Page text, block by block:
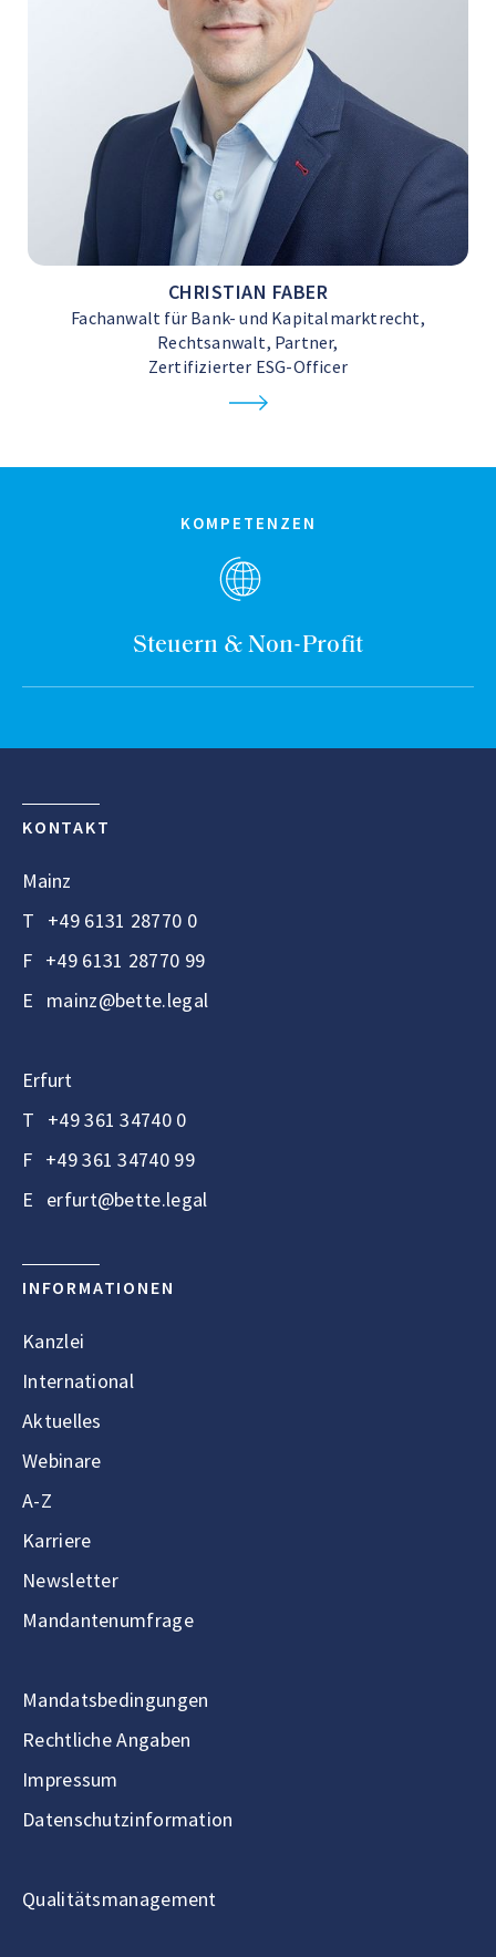
CHRISTIAN FABER
Fachanwalt für Bank- und Kapitalmarktrecht,
Rechtsanwalt, Partner,
Zertifizierter ESG-Officer
KOMPETENZEN
Steuern & Non-Profit
KONTAKT
Mainz
T +49 6131 28770 0
F +49 6131 28770 99
E mainz@bette.legal
Erfurt
T +49 361 34740 0
F +49 361 34740 99
E erfurt@bette.legal
INFORMATIONEN
Kanzlei
International
Aktuelles
Webinare
A-Z
Karriere
Newsletter
Mandantenumfrage
Mandatsbedingungen
Rechtliche Angaben
Impressum
Datenschutzinformation
Qualitätsmanagement